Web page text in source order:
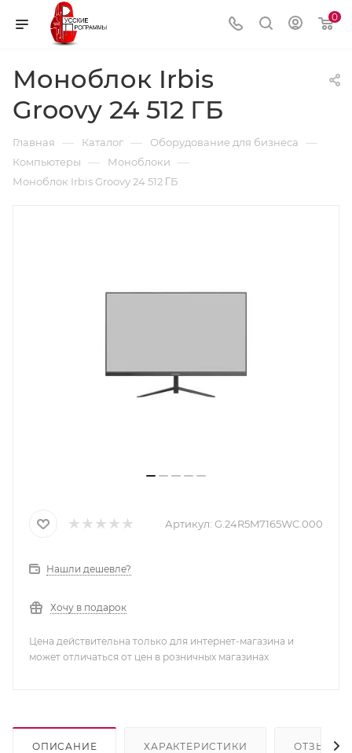
0
Моноблок Irbis
Groovy 24 512 ΓБ
Главная — Каталог — Оборудование для бизнеса —
Компьютеры — Моноблоки —
Моноблок Irbis Groovy 24 512 ΓБ
Артикул: G.24R5M7165WC.000
Нашли дешевле?
Хочу в подарок
Цена действительна только для интернет-магазина и
может отличаться от цен в розничных магазинах
ОПИСАНИЕ ХАРАКТЕРИСТИКИ ОТЗЫВЫ